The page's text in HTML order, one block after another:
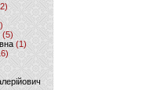
(5)
(1)